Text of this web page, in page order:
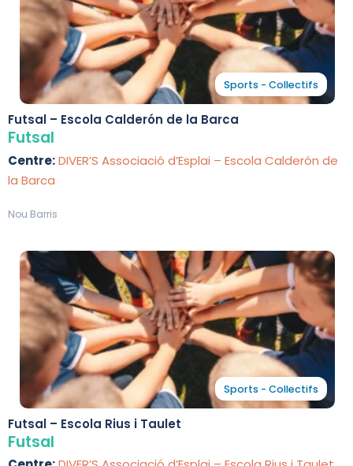
Sports - Collectifs
Futsal – Escola Calderón de la Barca
Futsal
Centre:DIVER’S Associació d’Esplai – Escola Calderón de
la Barca
Nou Barris
Sports - Collectifs
Futsal – Escola Rius i Taulet
Futsal